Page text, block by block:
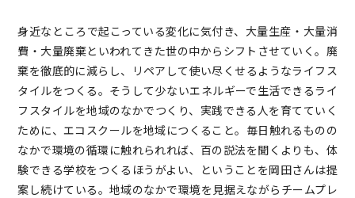
身近なところで起こっている変化に気付き、大量生産・大量消
費・大量廃棄といわれてきた世の中からシフトさせていく。廃
棄を徹底的に減らし、リペアして使い尽くせるようなライフス
タイルをつくる。そうして少ないエネルギーで生活できるライ
フスタイルを地域のなかでつくり、実践できる人を育てていく
ために、エコスクールを地域につくること。毎日触れるものの
なかで環境の循環に触れられれば、百の説法を聞くよりも、体
験できる学校をつくるほうがよい、ということを岡田さんは提
案し続けている。地域のなかで環境を見据えながらチームプレ